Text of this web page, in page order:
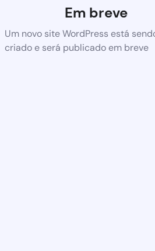
Em breve
Um novo site WordPress está
criado e será publicado em breve